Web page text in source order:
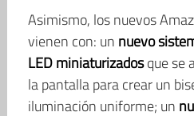
Asimismo, los nuevos
vienen con: un nuevo
LED miniaturizadosque se
la pantalla para crear un
iluminación uniforme; un